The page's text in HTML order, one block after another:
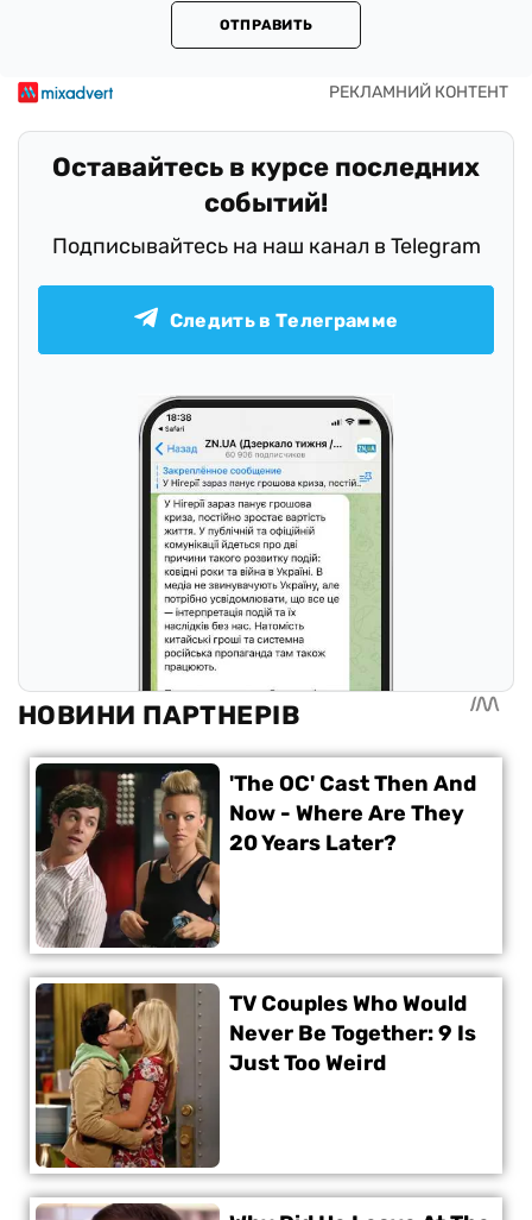
ОТПРАВИТЬ
Оставайтесь в курсе последних
событий!
Подписывайтесь на наш канал в Telegram
Следить в Телеграмме